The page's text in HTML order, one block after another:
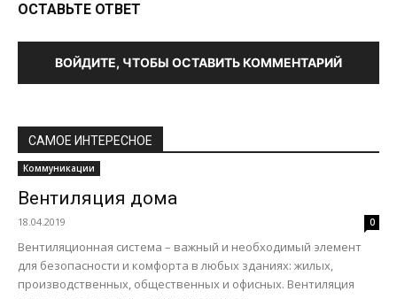
ОСТАВЬТЕ ОТВЕТ
ВОЙДИТЕ, ЧТОБЫ ОСТАВИТЬ КОММЕНТАРИЙ
САМОЕ ИНТЕРЕСНОЕ
Коммуникации
Вентиляция дома
18.04.2019 0
Вентиляционная система – важный и необходимый элемент
для безопасности и комфорта в любых зданиях: жилых,
производственных, общественных и офисных. Вентиляция